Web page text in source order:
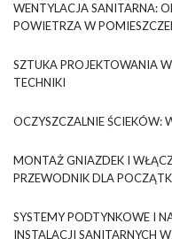
WENTYLACJA SANITARNA:
POWIETRZA W
SZTUKA PROJEKTOWANIA
TECHNIKI
OCZYSZCZALNIE ŚCIEKÓW:
MONTAŻ GNIAZDEK I
PRZEWODNIK DLA
SYSTEMY PODTYNKOWE I
INSTALACJI SANITARNYCH